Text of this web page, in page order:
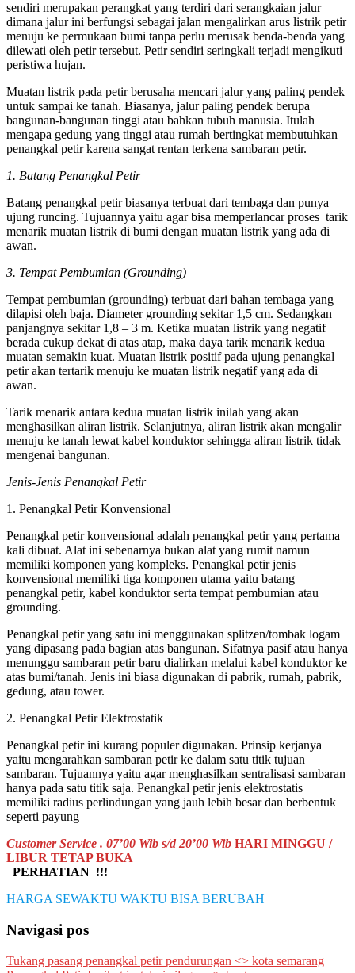
sendiri merupakan perangkat yang terdiri dari serangkaian jalur
dimana jalur ini berfungsi sebagai jalan mengalirkan arus listrik petir
menuju ke permukaan bumi tanpa perlu merusak benda-benda yang
dilewati oleh petir tersebut. Petir sendiri seringkali terjadi mengikuti
peristiwa hujan.
Muatan listrik pada petir berusaha mencari jalur yang paling pendek
untuk sampai ke tanah. Biasanya, jalur paling pendek berupa
bangunan-bangunan tinggi atau bahkan tubuh manusia. Itulah
mengapa gedung yang tinggi atau rumah bertingkat membutuhkan
penangkal petir karena sangat rentan terkena sambaran petir.
1. Batang Penangkal Petir
Batang penangkal petir biasanya terbuat dari tembaga dan punya
ujung runcing. Tujuannya yaitu agar bisa memperlancar proses tarik
menarik muatan listrik di bumi dengan muatan listrik yang ada di
awan.
3. Tempat Pembumian (Grounding)
Tempat pembumian (grounding) terbuat dari bahan tembaga yang
dilapisi oleh baja. Diameter grounding sekitar 1,5 cm. Sedangkan
panjangnya sekitar 1,8 – 3 m. Ketika muatan listrik yang negatif
berada cukup dekat di atas atap, maka daya tarik menarik kedua
muatan semakin kuat. Muatan listrik positif pada ujung penangkal
petir akan tertarik menuju ke muatan listrik negatif yang ada di
awan.
Tarik menarik antara kedua muatan listrik inilah yang akan
menghasilkan aliran listrik. Selanjutnya, aliran listrik akan mengalir
menuju ke tanah lewat kabel konduktor sehingga aliran listrik tidak
mengenai bangunan.
Jenis-Jenis Penangkal Petir
1. Penangkal Petir Konvensional
Penangkal petir konvensional adalah penangkal petir yang pertama
kali dibuat. Alat ini sebenarnya bukan alat yang rumit namun
memiliki komponen yang kompleks. Penangkal petir jenis
konvensional memiliki tiga komponen utama yaitu batang
penangkal petir, kabel konduktor serta tempat pembumian atau
grounding.
Penangkal petir yang satu ini menggunakan splitzen/tombak logam
yang dipasang pada bagian atas bangunan. Sifatnya pasif atau hanya
menunggu sambaran petir baru dialirkan melalui kabel konduktor ke
atas bumi/tanah. Jenis ini biasa digunakan di pabrik, rumah, pabrik,
gedung, atau tower.
2. Penangkal Petir Elektrostatik
Penangkal petir ini kurang populer digunakan. Prinsip kerjanya
yaitu mengarahkan sambaran petir ke dalam satu titik tujuan
sambaran. Tujuannya yaitu agar menghasilkan sentralisasi sambaran
hanya pada satu titik saja. Penangkal petir jenis elektrostatis
memiliki radius perlindungan yang jauh lebih besar dan berbentuk
seperti payung
Customer Service . 07’00 Wib s/d 20’00 Wib HARI MINGGU /
LIBUR TETAP BUKA
PERHATIAN !!!
HARGA SEWAKTU WAKTU BISA BERUBAH
Navigasi pos
Tukang pasang penangkal petir pendurungan <> kota semarang